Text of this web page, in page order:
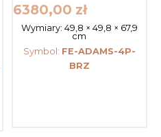
6380,00 zł
Wymiary: 49,8 × 49,8 × 67,9
cm
Symbol: FE-ADAMS-4P-
BRZ